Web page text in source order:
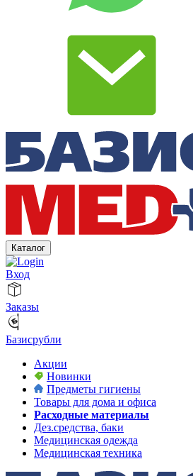
Каталог
Вход
Заказы
Базисрубли
Акции
Новинки
Предметы гигиены
Товары для дома и офиса
Расходные материалы
Дез.средства, баки
Медицинская одежда
Медицинская техника